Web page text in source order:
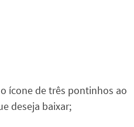
ícone de três pontinhos ao
deseja baixar;